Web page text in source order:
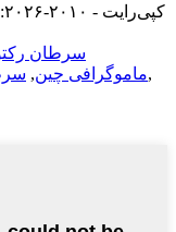
© کپی‌رایت - ۲۰۱۰-۲۰۲۶: تمامی حقوق محفوظ است.
سرطان
ماموگرافی چین, ,